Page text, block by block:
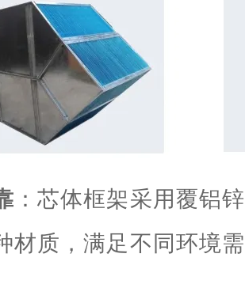
：芯体框架采用覆铝
材质，满足不同环境